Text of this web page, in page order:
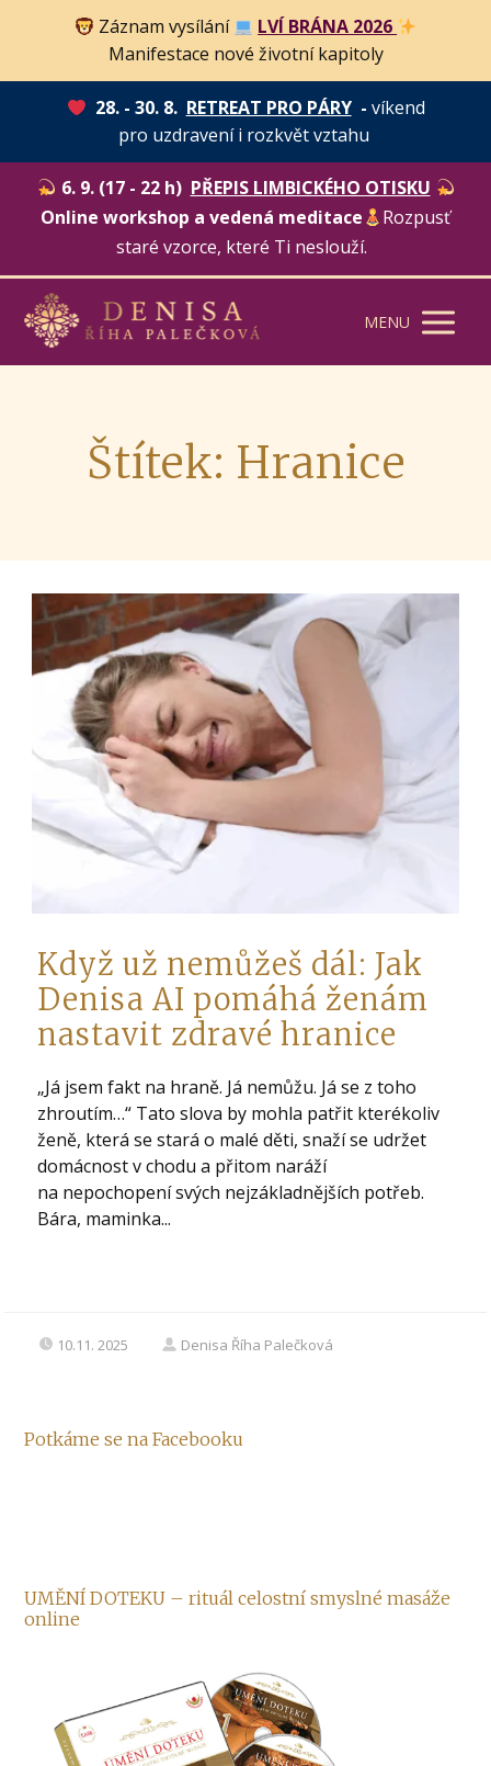
Záznam vysílání
LVÍ BRÁNA 2026
Manifestace nové životní kapitoly
28. - 30. 8. RETREAT PRO PÁRY- víkend
pro uzdravení i rozkvět vztahu
6. 9. (17 - 22 h) PŘEPIS LIMBICKÉHO OTISKU
Online workshop a vedená meditace
Rozpusť
staré vzorce, které Ti neslouží.
MENU
Štítek: Hranice
Když už nemůžeš dál: Jak
Denisa AI pomáhá ženám
nastavit zdravé hranice
„Já jsem fakt na hraně. Já nemůžu. Já se z toho
zhroutím…“ Tato slova by mohla patřit kterékoliv
ženě, která se stará o malé děti, snaží se udržet
domácnost v chodu a přitom naráží
na nepochopení svých nejzákladnějších potřeb.
Bára, maminka...
10.11. 2025 Denisa Říha Palečková
Potkáme se na Facebooku
UMĚNÍ DOTEKU – rituál celostní smyslné masáže
online